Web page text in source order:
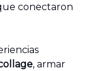
conectaron
, armar